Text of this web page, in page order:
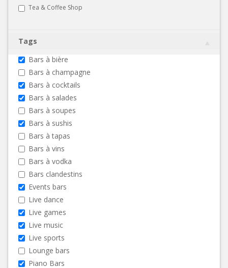
Tea & Coffee Shop
Tags
Bars à bière
Bars à champagne
Bars à cocktails
Bars à salades
Bars à soupes
Bars à sushis
Bars à tapas
Bars à vins
Bars à vodka
Bars clandestins
Events bars
Live dance
Live games
Live music
Live sports
Lounge bars
Piano Bars